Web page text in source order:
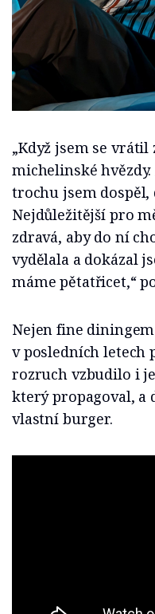
„Když jsem se
michelinské
trochu jsem dospěl,
Nejdůležitější pro
zdravá, aby do ní
vydělala a dokázal
máme pětatřicet,“
Nejen fine
v posledních letech
rozruch vzbudilo i
který propagoval, a
vlastní burger.